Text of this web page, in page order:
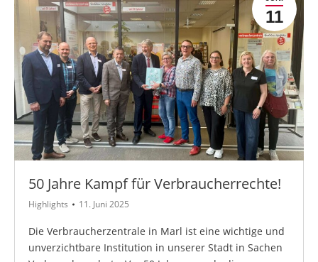
11
50 Jahre Kampf für Verbraucherrechte!
Highlights 11. Juni 2025
Die Verbraucherzentrale in Marl ist eine wichtige und
unverzichtbare Institution in unserer Stadt in Sachen